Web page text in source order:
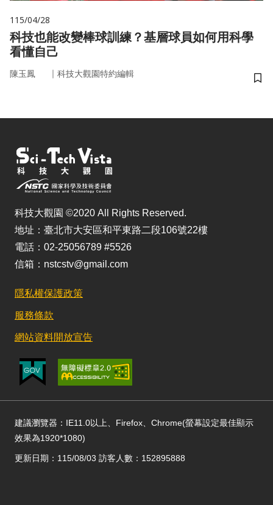
115/04/28
科技也能改變棒球訓練？基層球員如何用科學
看懂自己
陳玉鳳 ｜ 科技大觀園特約編輯
儲
科技大觀園 ©2020 All Rights Reserved.
地址：臺北市大安區和平東路二段106號22樓
電話：02-25056789 #5526
信箱：nstcstv@gmail.com
隱私權保護政策
服務條款
網站資料開放宣告
建議瀏覽器：IE11.0以上、Firefox、Chrome(螢幕設定最佳顯示
效果為1920*1080)
更新日期：115/08/03 訪客人數：152895888